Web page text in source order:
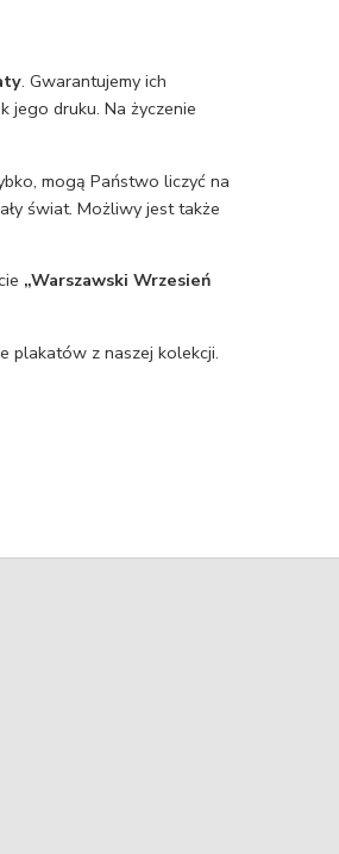
. Gwarantujemy ich
jego druku. Na życzenie
mogą Państwo liczyć na
świat. Możliwy jest także
„Warszawski Wrzesień
plakatów z naszej kolekcji.